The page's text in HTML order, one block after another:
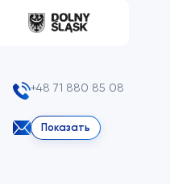
+48 71 880 85 08
Показать